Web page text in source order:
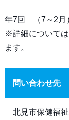
年7回 （7～2
※詳細について
ます。
問い合わせ先
北見市保健福